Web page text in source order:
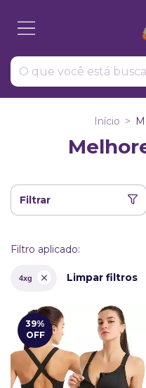
Início >
Filtrar
Filtro aplicado:
4xg Limpar filtros
39%
OFF